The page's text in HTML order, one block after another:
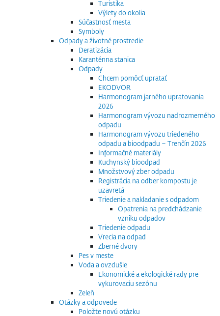
Turistika
Výlety do okolia
Súčastnosť mesta
Symboly
Odpady a životné prostredie
Deratizácia
Karanténna stanica
Odpady
Chcem pomôcť upratať
EKODVOR
Harmonogram jarného upratovania
2026
Harmonogram vývozu nadrozmerného
odpadu
Harmonogram vývozu triedeného
odpadu a bioodpadu – Trenčín 2026
Informačné materiály
Kuchynský bioodpad
Množstvový zber odpadu
Registrácia na odber kompostu je
uzavretá
Triedenie a nakladanie s odpadom
Opatrenia na predchádzanie
vzniku odpadov
Triedenie odpadu
Vrecia na odpad
Zberné dvory
Pes v meste
Voda a ovzdušie
Ekonomické a ekologické rady pre
vykurovaciu sezónu
Zeleň
Otázky a odpovede
Položte novú otázku